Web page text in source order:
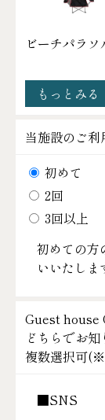
ビーチパラソ
もっとみる
当施設のご利
初めて
2回
3回以上
初めての方
いいたしま
Guest house
どちらでお
複数選択可(※
■SNS